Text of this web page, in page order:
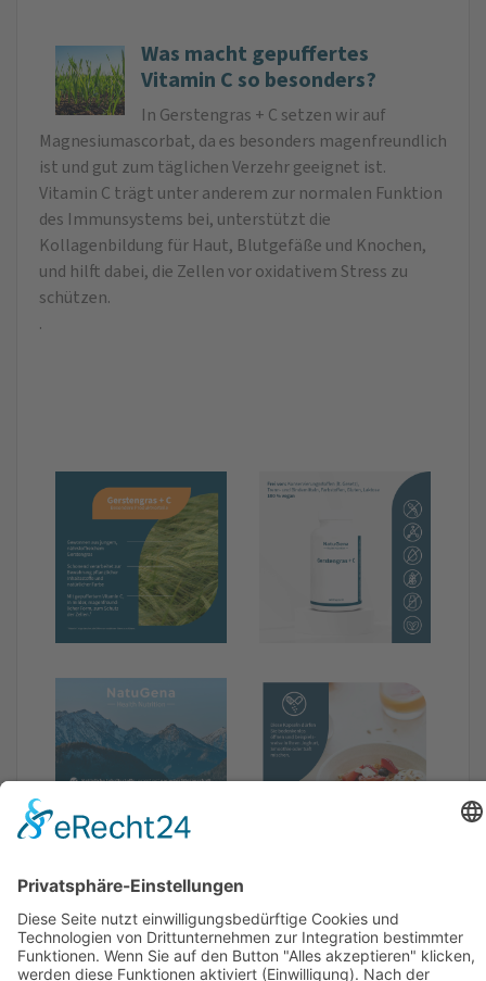
Was macht gepuffertes
Vitamin C so besonders?
In Gerstengras + C setzen wir auf
Magnesiumascorbat, da es besonders magenfreundlich
ist und gut zum täglichen Verzehr geeignet ist.
Vitamin C trägt unter anderem zur normalen Funktion
des Immunsystems bei, unterstützt die
Kollagenbildung für Haut, Blutgefäße und Knochen,
und hilft dabei, die Zellen vor oxidativem Stress zu
schützen.
.
Verzehrempfehlung